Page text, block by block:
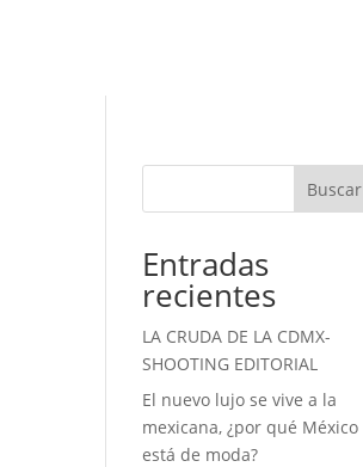
Buscar
Entradas
recientes
LA CRUDA DE LA CDMX-
SHOOTING EDITORIAL
El nuevo lujo se vive a la
mexicana, ¿por qué México
está de moda?